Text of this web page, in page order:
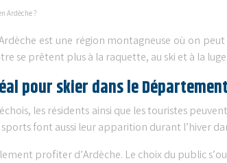
Ardèche ?
est une région montagneuse où on
se prêtent plus à la raquette, au ski et à la luge.
pour skier dans le
les résidents ainsi que les touristes
sports font aussi leur apparition durant l’hiver
profiter d’Ardèche. Le choix du public